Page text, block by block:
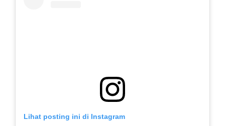
Lihat posting ini di Instagram